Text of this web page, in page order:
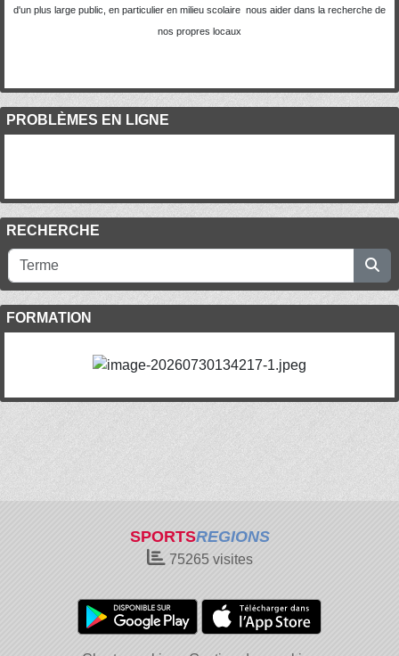
d'un plus large public, en particulier en milieu scolaire nous aider dans la recherche de
nos propres locaux
PROBLÈMES EN LIGNE
RECHERCHE
FORMATION
SPORTSREGIONS
75265visites